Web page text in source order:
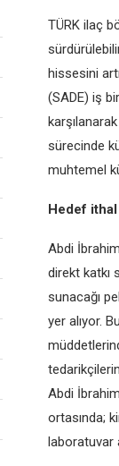
TÜRK ilaç
hissesini
(SADE) iş
sürecinde
muhtemel
Hedef ithal
Abdi
direkt katkı
sunacağı
yer alıyor.
Abdi
ortasında;
laboratuvar